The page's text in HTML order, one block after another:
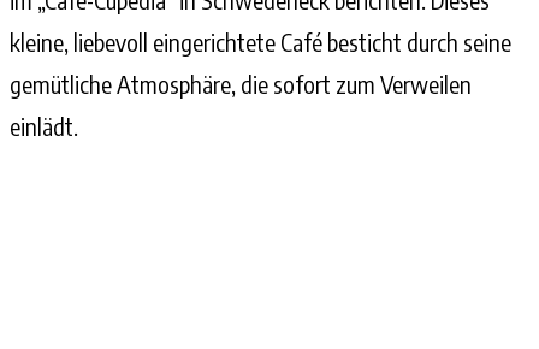
kleine, liebevoll eingerichtete Café besticht durch seine
gemütliche Atmosphäre, die sofort zum Verweilen
einlädt.